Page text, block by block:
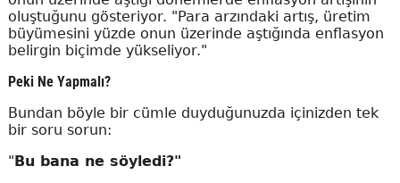
oluştuğunu gösteriyor. "Para arzındaki artış, üretim
büyümesini yüzde onun üzerinde aştığında enflasyon
belirgin biçimde yükseliyor."
Peki Ne Yapmalı?
Bundan böyle bir cümle duyduğunuzda içinizden tek
bir soru sorun:
"Bu bana ne söyledi?"